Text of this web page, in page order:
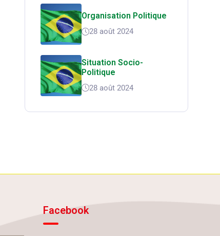
Organisation Politique
28 août 2024
Situation Socio-
Politique
28 août 2024
Facebook